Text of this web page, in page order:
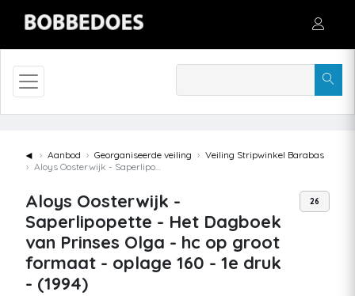
◄ Aanbod Georganiseerde veiling
Veiling Stripwinkel Barabas
Aloys Oosterwijk - Saperlipopette - Het Dagboek van Prinses Olga - hc op groot formaat - oplage 160 - 1e druk - (1994)
Aloys Oosterwijk -
Saperlipopette - Het Dagboek
van Prinses Olga - hc op groot
formaat - oplage 160 - 1e druk
- (1994)
26